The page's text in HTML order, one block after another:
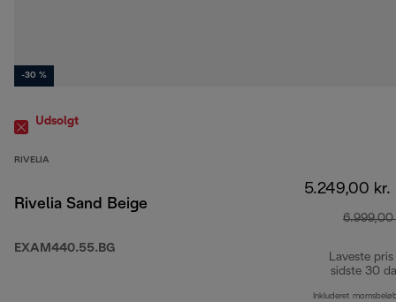
-30 %
Udsolgt
RIVELIA
Rivelia Sand Beige
EXAM440.55.BG
5.249,00 kr.
6.999,00
Laveste pris
sidste 30
Inkluderet